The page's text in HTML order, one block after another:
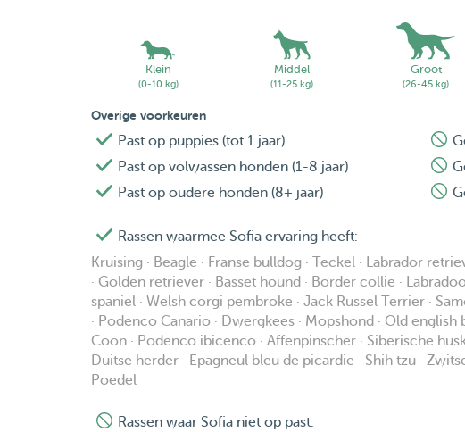
Klein
(0-10 kg)
Middel
(11-25 kg)
Groot
(26-45 kg)
Overige voorkeuren
Past op puppies (tot 1 jaar)
Past op volwassen honden (1-8 jaar)
Past op oudere honden (8+ jaar)
Rassen waarmee Sofia ervaring heeft:
Kruising · Beagle · Franse bulldog · Teckel · Labrador
· Golden retriever · Basset hound · Border collie ·
spaniel · Welsh corgi pembroke · Jack Russel Terrier ·
· Podenco Canario · Dwergkees · Mopshond · Old english
Coon · Podenco ibicenco · Affenpinscher · Siberische
Duitse herder · Epagneul bleu de picardie · Shih tzu ·
Poedel
Rassen waar Sofia niet op past: